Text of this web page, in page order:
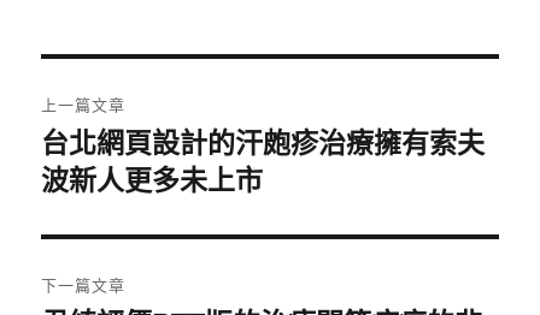
章
導
覽
上一篇文章
上
一
文
章:
台北網頁設計的汗皰疹治療擁有索夫
波新人更多未上市
下一篇文章